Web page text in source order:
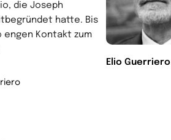
Elio Guerriero
die Joseph
hatte. Bis
Kontakt zum